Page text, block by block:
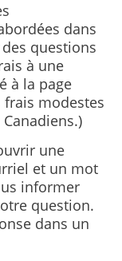
dans
questions
à une
à la page
frais modestes
une
et un mot
informer
question.
dans un